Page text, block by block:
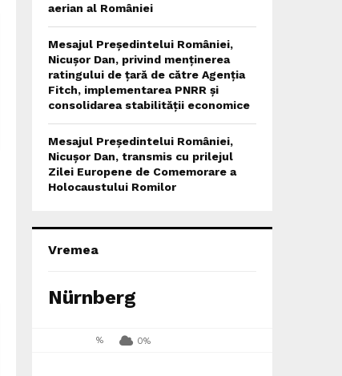
aerian al României
Mesajul Președintelui României,
Nicușor Dan, privind menținerea
ratingului de țară de către Agenția
Fitch, implementarea PNRR și
consolidarea stabilității economice
Mesajul Președintelui României,
Nicușor Dan, transmis cu prilejul
Zilei Europene de Comemorare a
Holocaustului Romilor
Vremea
Nürnberg
% 0%